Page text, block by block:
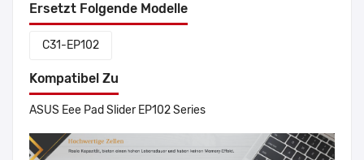
Ersetzt Folgende Modelle
C31-EP102
Kompatibel Zu
ASUS Eee Pad Slider EP102 Series